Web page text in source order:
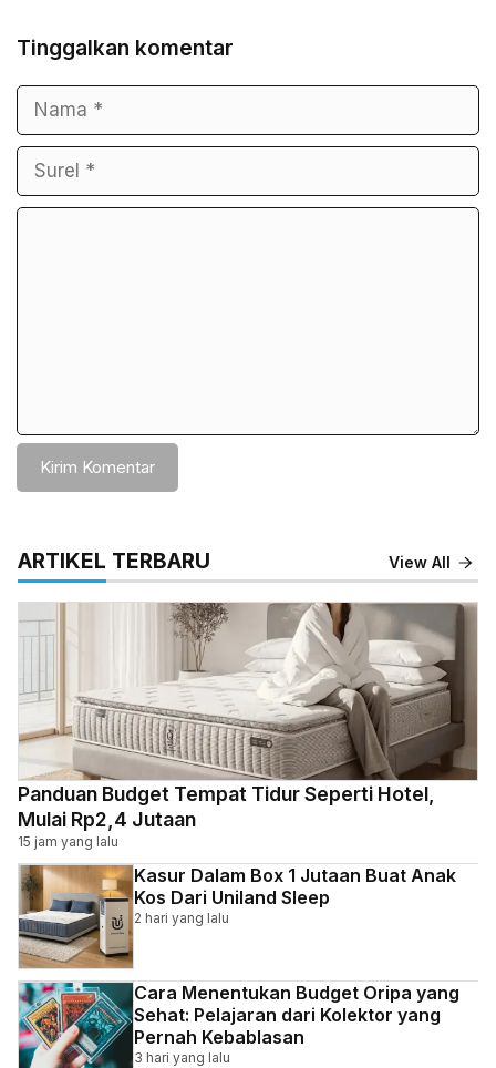
Tinggalkan komentar
Nama
Surel
ARTIKEL TERBARU View All
Panduan Budget Tempat Tidur Seperti Hotel,
Mulai Rp2,4 Jutaan
15 jam yang lalu
Kasur Dalam Box 1 Jutaan Buat Anak
Kos Dari Uniland Sleep
2 hari yang lalu
Cara Menentukan Budget Oripa yang
Sehat: Pelajaran dari Kolektor yang
Pernah Kebablasan
3 hari yang lalu